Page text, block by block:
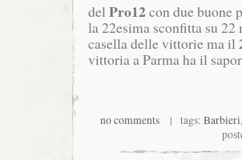
del Pro12con due buone
la 22esima sconfitta su
casella delle vittorie ma il
vittoria a Parma ha il
no comments | tags: Barbieri,